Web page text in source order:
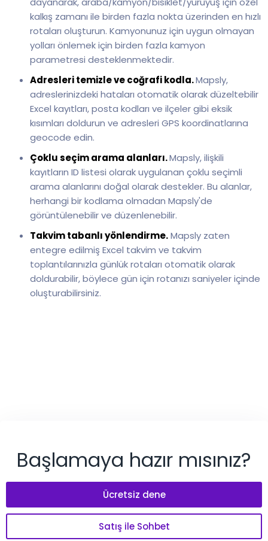
kalkış zamanı ile birden fazla nokta üzerinden en hızlı
rotaları oluşturun. Kamyonunuz için uygun olmayan
yolları önlemek için birden fazla kamyon
parametresi desteklenmektedir.
Adresleri temizle ve coğrafi kodla.Mapsly,
adreslerinizdeki hataları otomatik olarak düzeltebilir
Excel kayıtları, posta kodları ve ilçeler gibi eksik
kısımları doldurun ve adresleri GPS koordinatlarına
geocode edin.
Çoklu seçim arama alanları.Mapsly, ilişkili
kayıtların ID listesi olarak uygulanan çoklu seçimli
arama alanlarını doğal olarak destekler. Bu alanlar,
herhangi bir kodlama olmadan Mapsly'de
görüntülenebilir ve düzenlenebilir.
Takvim tabanlı yönlendirme.Mapsly zaten
entegre edilmiş Excel takvim ve takvim
toplantılarınızla günlük rotaları otomatik olarak
doldurabilir, böylece gün için rotanızı saniyeler içinde
oluşturabilirsiniz.
Başlamaya hazır mısınız?
Ücretsiz dene
Satış ile Sohbet